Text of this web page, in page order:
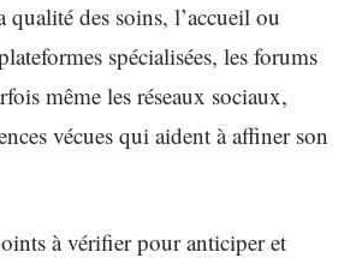
qualité des soins, l’accueil ou
spécialisées, les forums
même les réseaux sociaux,
vécues qui aident à affiner son
à vérifier pour anticiper et